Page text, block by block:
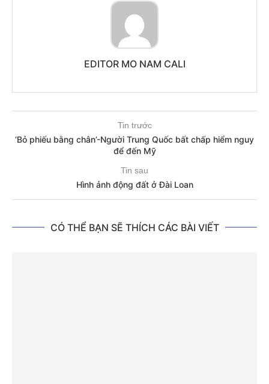
EDITOR MO NAM CALI
Tin trước
‘Bỏ phiếu bằng chân’-Người Trung Quốc bất chấp hiểm nguy
để đến Mỹ
Tin sau
Hình ảnh động đất ở Đài Loan
CÓ THỂ BẠN SẼ THÍCH CÁC BÀI VIẾT